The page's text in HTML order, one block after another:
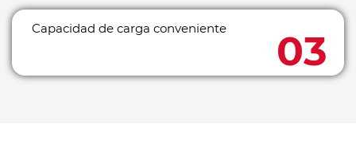
Capacidad de carga conveniente